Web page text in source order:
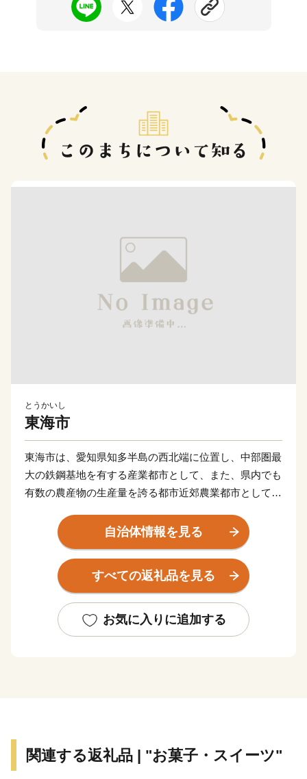
とうかいし
東海市
東海市は、愛知県知多半島の西北端に位置し、中部圏最
大の鉄鋼基地を有する産業都市として、また、県内でも
有数の農産物の生産量を誇る都市近郊農業都市として、
名古屋都心や中部国際空港へのアクセスに優れた立地
特性を生かしたまちづくりを積極的に進めており、多種
して注目を集めています。
自治体情報を見る
すべての返礼品を見る
お気に入りに追加する
関連する返礼品 | "お菓子・スイーツ"